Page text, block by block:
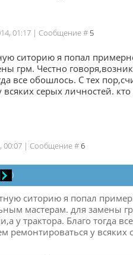
01:17 | Сообщение # 5
ситорию я попал
грм. Честно
все обошлось. С тех
серых личностей.
00:07 | Сообщение #6
)
ситорию я попал
мастерам. для замены
у трактора. Благо тогда
ремонтироваться у всяких